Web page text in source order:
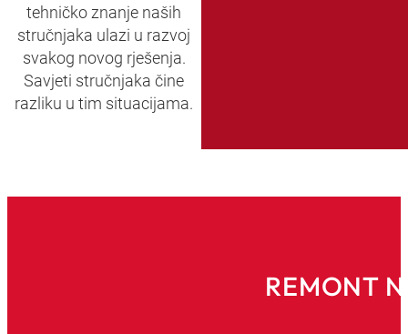
tehničko znanje naših
stručnjaka ulazi u razvoj
svakog novog rješenja.
Savjeti stručnjaka čine
razliku u tim situacijama.
REMONT